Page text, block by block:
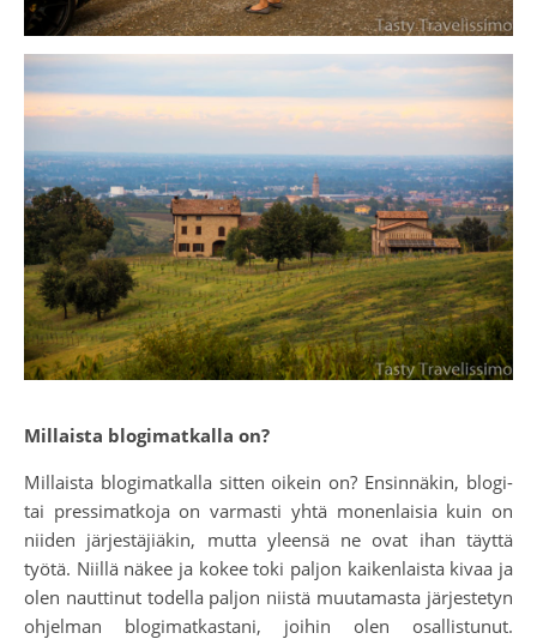
Millaista blogimatkalla on?
Millaista blogimatkalla sitten oikein on? Ensinnäkin, blogi-
tai pressimatkoja on varmasti yhtä monenlaisia kuin on
niiden järjestäjiäkin, mutta yleensä ne ovat ihan täyttä
työtä. Niillä näkee ja kokee toki paljon kaikenlaista kivaa ja
olen nauttinut todella paljon niistä muutamasta järjestetyn
ohjelman blogimatkastani, joihin olen osallistunut.